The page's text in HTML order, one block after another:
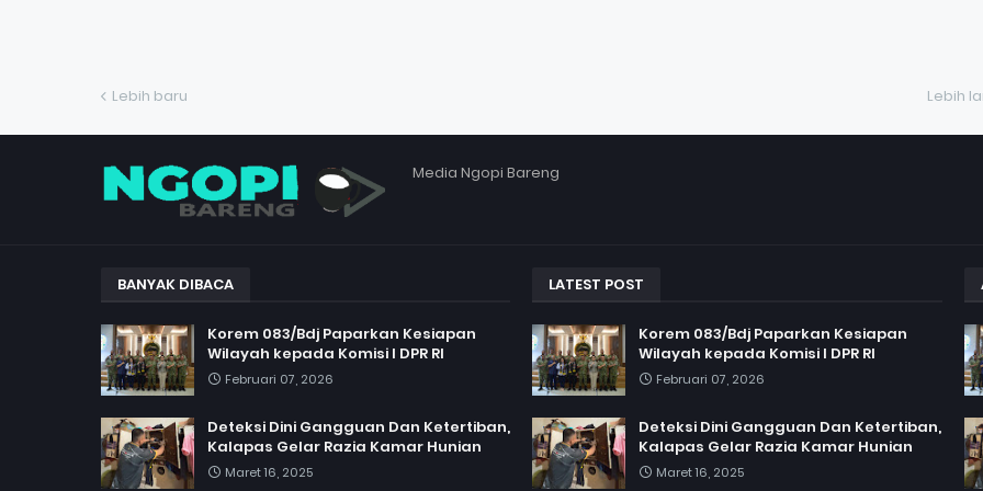
Lebih baru Lebih
Media Ngopi Bareng
BANYAK DIBACA
Korem 083/Bdj Paparkan Kesiapan
Wilayah kepada Komisi I DPR RI
Februari 07, 2026
Deteksi Dini Gangguan Dan Ketertiban,
Kalapas Gelar Razia Kamar Hunian
Maret 16, 2025
LATEST POST
Korem 083/Bdj Paparkan Kesiapan
Wilayah kepada Komisi I DPR RI
Februari 07, 2026
Deteksi Dini Gangguan Dan Ketertiban,
Kalapas Gelar Razia Kamar Hunian
Maret 16, 2025